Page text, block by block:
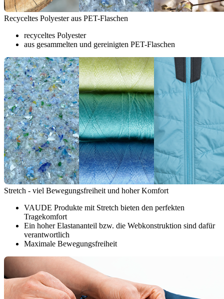
Recyceltes Polyester aus PET-Flaschen
recyceltes Polyester
aus gesammelten und gereinigten PET-Flaschen
Stretch - viel Bewegungsfreiheit und hoher Komfort
VAUDE Produkte mit Stretch bieten den perfekten
Tragekomfort
Ein hoher Elastananteil bzw. die Webkonstruktion sind dafür
verantwortlich
Maximale Bewegungsfreiheit